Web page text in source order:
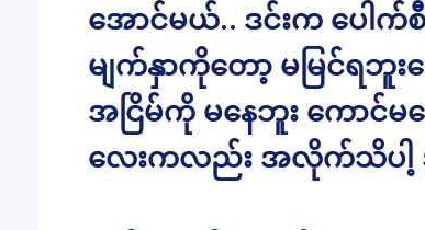
အောင်မယ်.. ဒင်းက ပေါက်စီ
မျက်နှာကိုတော့ မမြင်ရ
အငြိမ်ကို မနေဘူး ကောင်မလ
လေးကလည်း အလိုက်သိပါ့ ဒု